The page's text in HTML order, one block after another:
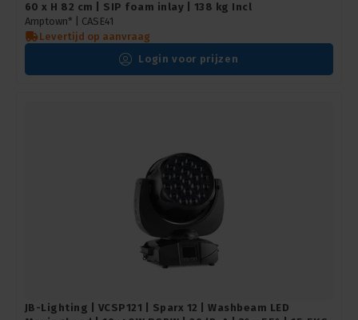
60 x H 82 cm | SIP foam inlay | 138 kg Incl
Amptown* | CASE41
Levertijd op aanvraag
Login voor prijzen
JB-Lighting | VCSP121 | Sparx 12 | Washbeam LED